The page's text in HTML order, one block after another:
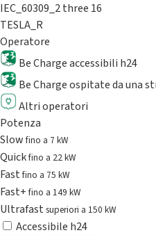
IEC_60309_2 three 16
TESLA_R
Operatore
Be Charge accessibili h24
Be Charge ospitate da una
Altri operatori
Potenza
Slowfino a 7 kW
Quickfino a 22 kW
Fastfino a 75 kW
Fast+fino a 149 kW
Ultrafast superiori a 150 kW
Accessibile h24